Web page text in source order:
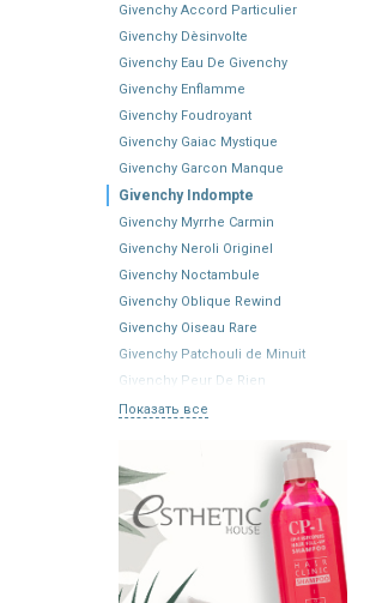
Givenchy Accord Particulier
Givenchy Dèsinvolte
Givenchy Eau De Givenchy
Givenchy Enflamme
Givenchy Foudroyant
Givenchy Gaiac Mystique
Givenchy Garcon Manque
Givenchy Indompte
Givenchy Myrrhe Carmin
Givenchy Neroli Originel
Givenchy Noctambule
Givenchy Oblique Rewind
Givenchy Oiseau Rare
Givenchy Patchouli de Minuit
Givenchy Peur De Rien
Показать все